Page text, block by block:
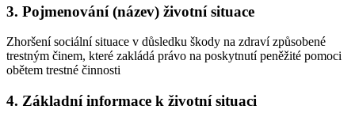
3. Pojmenování (název) životní situace
Zhoršení sociální situace v důsledku škody na zdraví způsobené
trestným činem, které zakládá právo na poskytnutí peněžité pomoci
obětem trestné činnosti
4. Základní informace k životní situaci